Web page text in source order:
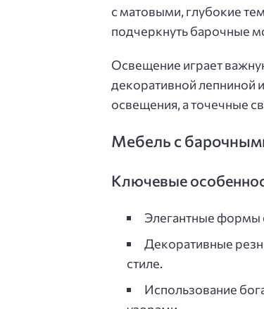
с матовыми, глубокие
подчеркнуть барочные
Освещение играет
декоративной
освещения, а точечные
Мебель с
Ключевые
Элегантные формы
Декоративные
стиле.
Использование